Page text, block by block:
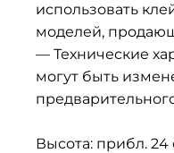
использовать
моделей,
— Технические
могут быть
Высота: прибл. 24